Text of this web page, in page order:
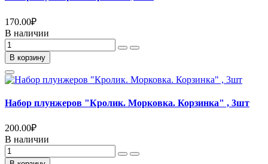
170.00₽
В наличии
В корзину
Набор плунжеров "Кролик. Морковка. Корзинка" , 3шт
200.00₽
В наличии